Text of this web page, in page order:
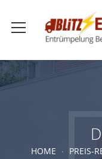
HOME PREIS-